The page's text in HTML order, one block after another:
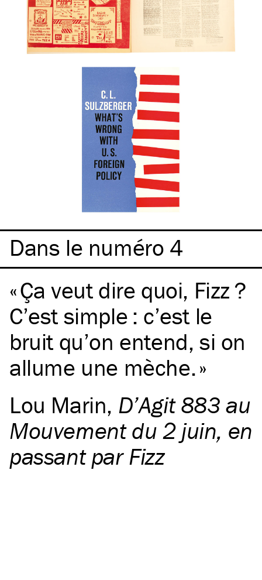
Dans le numéro 4
Ça veut dire quoi, Fizz ?
C’est simple : c’est le
bruit qu’on entend, si on
allume une mèche.
Lou Marin, D’Agit 883 au
Mouvement du 2 juin, en
passant par Fizz